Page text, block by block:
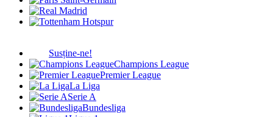
Susține-ne!
Champions League
Premier League
La Liga
Serie A
Bundesliga